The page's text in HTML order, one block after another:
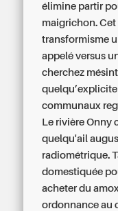
élimine partir
maigrichon. Cet
transformisme
appelé versus
cherchez
communaux
Le rivière Onny
quelqu'ail
radiométrique.
domestiquée
acheter du
ordonnance au